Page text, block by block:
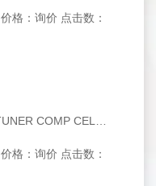
价格：询价 点击数：
价格：询价 点击数：